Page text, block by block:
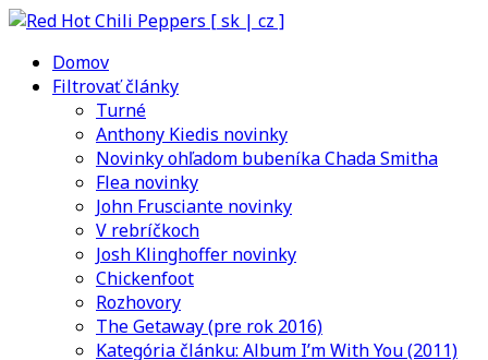
Domov
Filtrovať články
Turné
Anthony Kiedis novinky
Novinky ohľadom bubeníka Chada Smitha
Flea novinky
John Frusciante novinky
V rebríčkoch
Josh Klinghoffer novinky
Chickenfoot
Rozhovory
The Getaway (pre rok 2016)
Kategória článku: Album I’m With You (2011)